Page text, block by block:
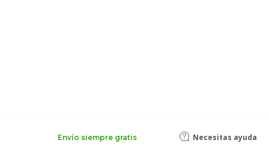
Envío siempre gratis Necesitas ayuda